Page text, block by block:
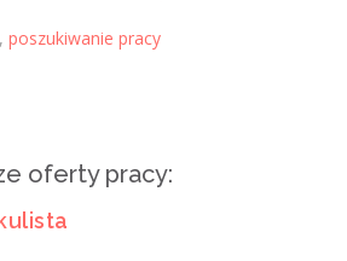
, poszukiwanie pracy
oferty pracy: